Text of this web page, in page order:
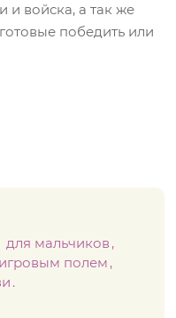
и войска, а так же
победить или
для мальчиков
полем